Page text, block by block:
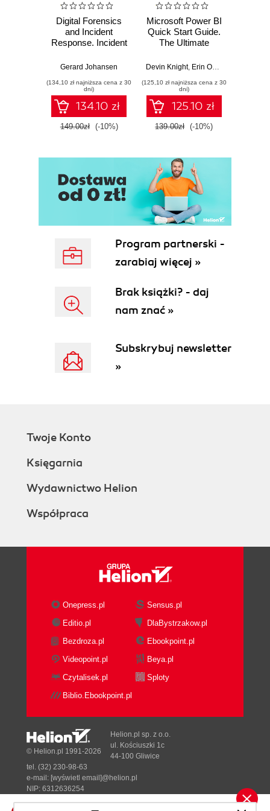
Digital Forensics
and Incident
Response. Incident
and techniques for
threat response -
Fourth Edition
Gerard Johansen
(134,10 zł najniższa cena z 30
dni)
134.10 zł
149.00zł (-10%)
Microsoft Power BI
Quick Start Guide.
The Ultimate
to Power BI, Data
Tools, and
Microsoft Fabric -
Fourth Edition
Devin Knight, Erin Ostrowsky
(125,10 zł najniższa cena z 30
dni)
125.10 zł
139.00zł (-10%)
Program partnerski -
zarabiaj więcej »
Brak książki? - daj
nam znać »
Subskrybuj newsletter
»
Twoje Konto
Księgarnia
Wydawnictwo Helion
Współpraca
Onepress.pl
Sensus.pl
Editio.pl
DlaBystrzakow.pl
Bezdroza.pl
Ebookpoint.pl
Videopoint.pl
Beya.pl
Czytalisek.pl
Sploty
Biblio.Ebookpoint.pl
© Helion.pl 1991-2026
Helion.pl sp. z o.o.
ul. Kościuszki 1c
44-100 Gliwice
tel. (32) 230-98-63
e-mail: [wyświetl email]@helion.pl
NIP: 6312636254